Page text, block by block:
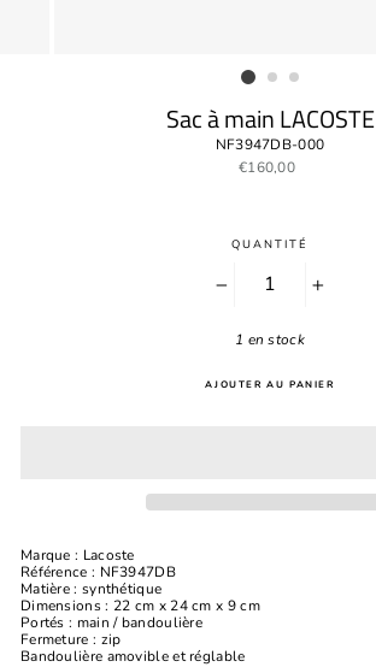
Sac à main LACOSTE
NF3947DB-000
Prix
€160,00
QUANTITÉ
+
1 en stock
AJOUTER AU PANIER
Marque : Lacoste
Référence : NF3947DB
Matière : synthétique
Dimensions : 22 cm x 24 cm x 9 cm
Portés : main / bandoulière
Fermeture : zip
Bandoulière amovible et réglable